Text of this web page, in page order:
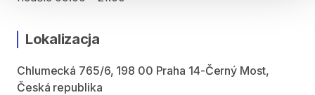
Lokalizacja
Chlumecká 765/6, 198 00 Praha 14-Černý Most,
Česká republika